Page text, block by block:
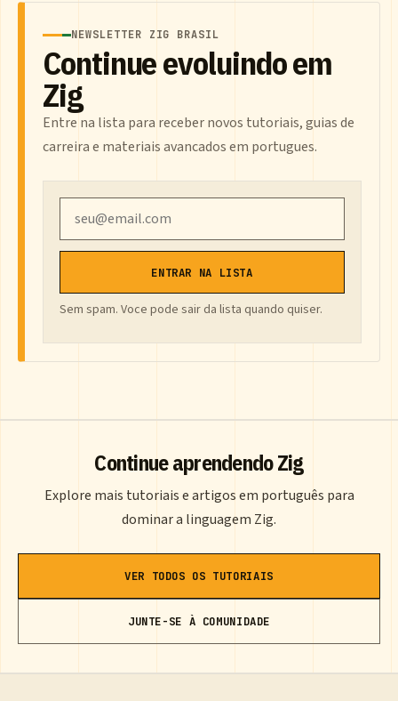
NEWSLETTER ZIG BRASIL
Continue evoluindo em
Zig
Entre na lista para receber novos tutoriais, guias de
carreira e materiais avancados em portugues.
ENTRAR NA LISTA
Sem spam. Voce pode sair da lista quando quiser.
Continue aprendendo Zig
Explore mais tutoriais e artigos em português para
dominar a linguagem Zig.
VER TODOS OS TUTORIAIS
JUNTE-SE À COMUNIDADE